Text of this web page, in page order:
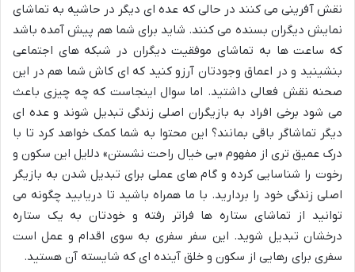
نقش آفرینی می کنند در حالی که عده ای دیگر در حاشیه به تماشای
نمایش دیگران بسنده می کنند. شاید برای شما هم پیش آمده باشد
که ساعت ها به تماشای موفقیت دیگران در شبکه های اجتماعی
بنشینید و در اعماق وجودتان آرزو کنید که ای کاش شما هم در این
صحنه نقش فعالی داشتید. اما سوال اینجاست که چه چیزی باعث
می شود برخی افراد به بازیگران اصلی زندگی تبدیل شوند و عده ای
دیگر تماشاگر باقی بمانند؟ این محتوا به شما کمک خواهد کرد تا با
درک عمیق تری از مفهوم «بی خیال راحت نشستن» دلایل این سکون و
رخوت را شناسایی کرده و گام های عملی برای تبدیل شدن به بازیگر
اصلی زندگی خود را بردارید. با ما همراه باشید تا دریابید چگونه می
توانید از تماشای ستاره ها فراتر رفته و خودتان به یک ستاره
درخشان تبدیل شوید. این سفر سفری به سوی اقدام و عمل است
سفری برای رهایی از سکون و خلق آینده ای که شایسته آن هستید.